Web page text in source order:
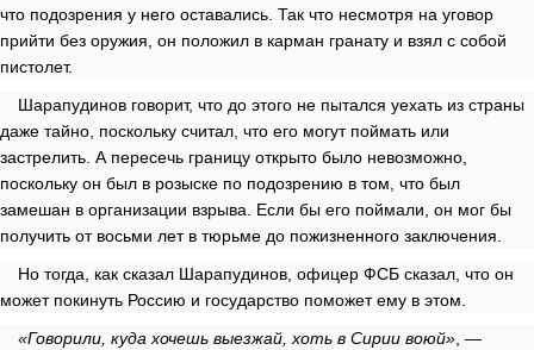
что подозрения у него оставались. Так что несмотря на уговор
прийти без оружия, он положил в карман гранату и взял с собой
пистолет.
Шарапудинов говорит, что до этого не пытался уехать из страны
даже тайно, поскольку считал, что его могут поймать или
застрелить. А пересечь границу открыто было невозможно,
поскольку он был в розыске по подозрению в том, что был
замешан в организации взрыва. Если бы его поймали, он мог бы
получить от восьми лет в тюрьме до пожизненного заключения.
Но тогда, как сказал Шарапудинов, офицер ФСБ сказал, что он
может покинуть Россию и государство поможет ему в этом.
«Говорили, куда хочешь выезжай, хоть в Сирии воюй» , —